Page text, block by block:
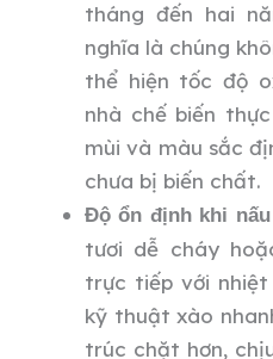
tháng đến hai
nghĩa là chúng
thể hiện tốc độ
nhà chế biến
mùi và màu sắc
chưa bị biến chất.
Độ ổn định khi nấu
tươi dễ cháy
trực tiếp với
kỹ thuật xào
trúc chặt hơn,